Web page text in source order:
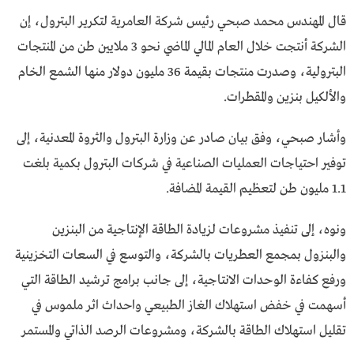
قال المهندس محمد صبحي رئيس شركة العامرية لتكرير البترول، إن
الشركة أنتجت خلال العام المالي الماضي نحو 3 ملايين طن من المنتجات
البترولية، وصدرت منتجات بقيمة 36 مليون دولار منها الشمع الخام
والألكيل بنزين والمقطرات.
وأشار صبحي، وفق بيان صادر عن وزارة البترول والثروة المعدنية، إلى
توفير احتياجات العمليات الصناعية في شركات البترول بكمية بلغت
1.1 مليون طن لتعظيم القيمة المضافة.
ونوه، إلى تنفيذ مشروعات لزيادة الطاقة الإنتاجية من البنزين
والبنزول بمجمع العطريات بالشركة، والتوسع في السعات التخزينية
ورفع كفاءة الوحدات الانتاجية، إلى جانب برامج ترشيد الطاقة التي
أسهمت في خفض استهلاك الغاز الطبيعي واحداث اثر ملموس في
تقليل استهلاك الطاقة بالشركة، ومشروعات الرصد الذاتي والمستمر